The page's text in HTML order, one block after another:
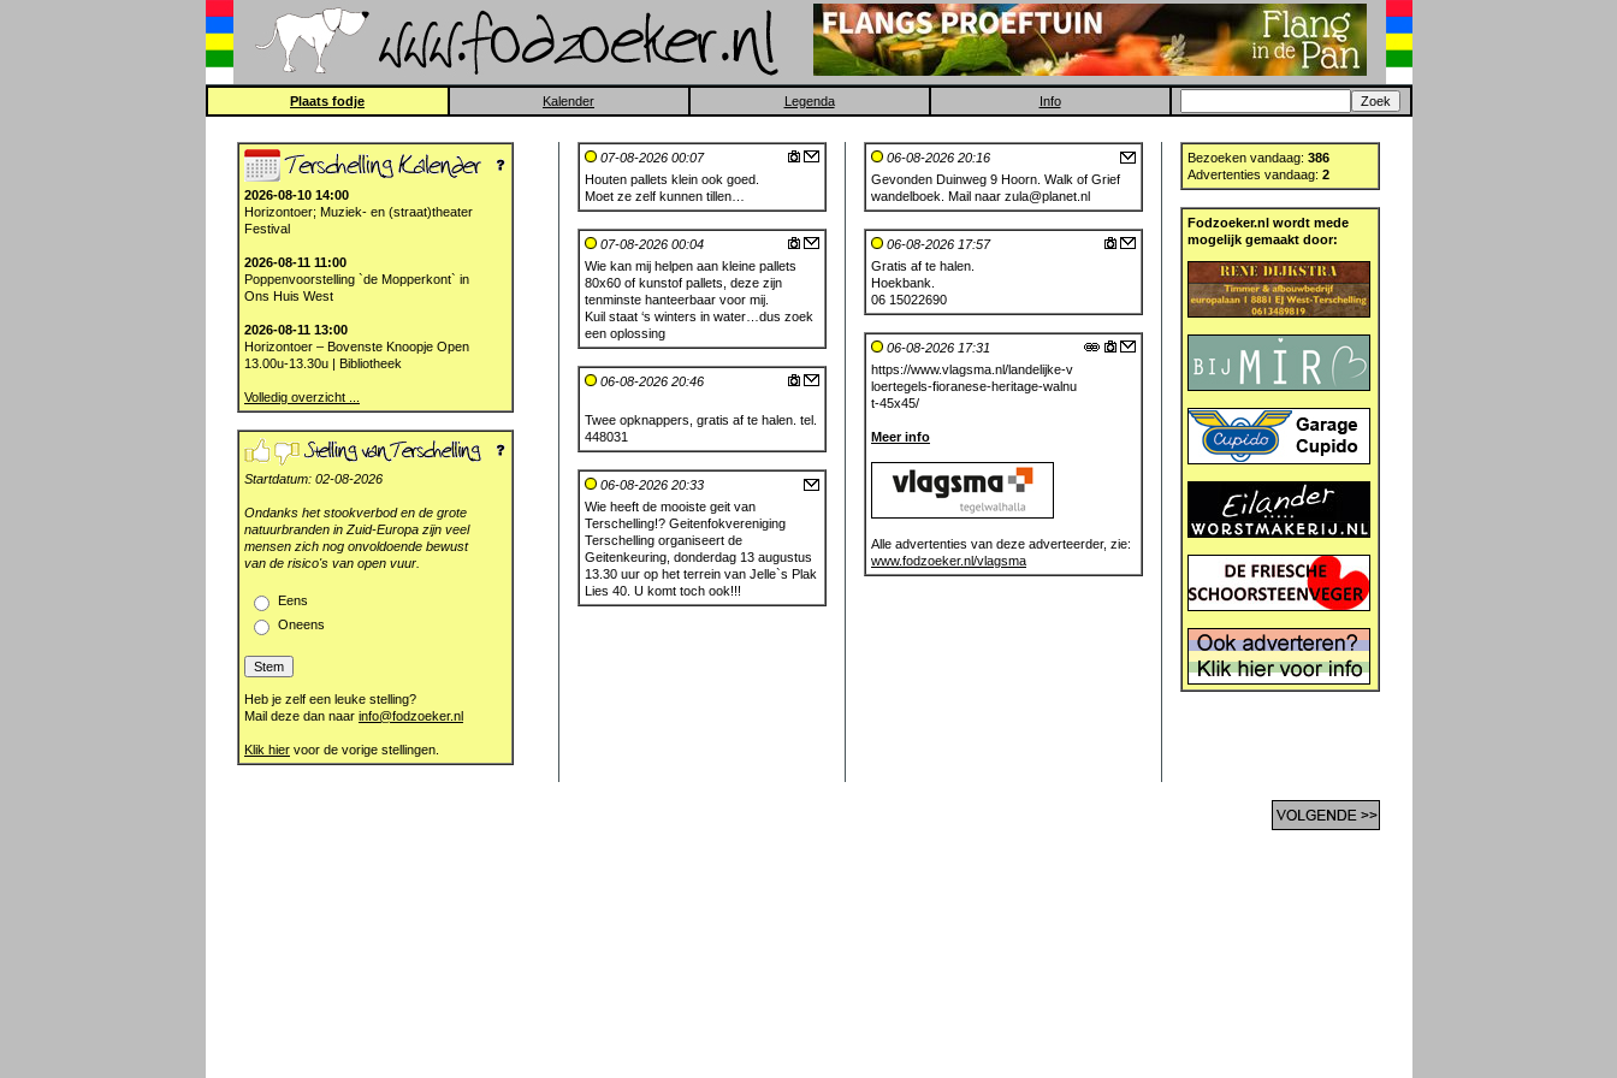
Plaats fodje Kalender Legenda Info
2026-08-10 14:00
Horizontoer; Muziek- en (straat)theater
Festival
2026-08-11 11:00
Poppenvoorstelling `de Mopperkont` in
Ons Huis West
2026-08-11 13:00
Horizontoer – Bovenste Knoopje Open
13.00u-13.30u | Bibliotheek
Volledig overzicht ...
Startdatum: 02-08-2026
Ondanks het stookverbod en de grote
natuurbranden in Zuid-Europa zijn veel
mensen zich nog onvoldoende bewust
van de risico's van open vuur.
Eens
Oneens
Heb je zelf een leuke stelling?
Mail deze dan naar info@fodzoeker.nl
Klik hier voor de vorige stellingen.
07-08-2026 00:07
Houten pallets klein ook goed.
Moet ze zelf kunnen tillen…
07-08-2026 00:04
Wie kan mij helpen aan kleine pallets
80x60 of kunstof pallets, deze zijn
tenminste hanteerbaar voor mij.
Kuil staat ‘s winters in water…dus zoek
een oplossing
06-08-2026 20:46
Twee opknappers, gratis af te halen. tel.
448031
06-08-2026 20:33
Wie heeft de mooiste geit van
Terschelling!? Geitenfokvereniging
Terschelling organiseert de
Geitenkeuring, donderdag 13 augustus
13.30 uur op het terrein van Jelle`s Plak
Lies 40. U komt toch ook!!!
06-08-2026 20:16
Gevonden Duinweg 9 Hoorn. Walk of Grief
wandelboek. Mail naar zula@planet.nl
06-08-2026 17:57
Gratis af te halen.
Hoekbank.
06 15022690
06-08-2026 17:31
https://www.vlagsma.nl/landelijke-v
loertegels-fioranese-heritage-walnu
t-45x45/
Meer info
Alle advertenties van deze adverteerder, zie:
www.fodzoeker.nl/vlagsma
Bezoeken vandaag: 386
Advertenties vandaag: 2
Fodzoeker.nl wordt mede
mogelijk gemaakt door: